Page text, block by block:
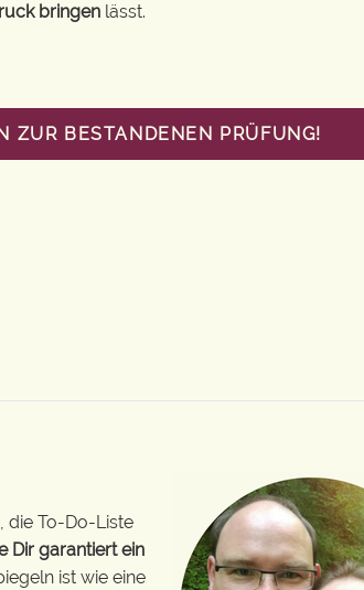
bringen lässt.
ZUR BESTANDENEN PRÜFUNG!
die To-Do-Liste
Dir garantiert ein
ist wie eine